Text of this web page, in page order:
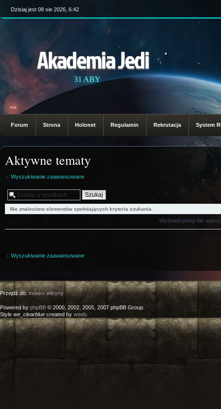
Dzisiaj jest 08 sie 2026, 6:42
Akademia Jedi
31 ABY
Forum Strona Holonet Regulamin Rekrutacja System
Aktywne tematy
Wyszukiwanie zaawansowane
Nie znaleziono elementów spełniających kryteria szukania.
Wyświetl posty nie
Wyszukiwanie zaawansowane
Przejdź do:Indeks witryny
Powered by phpBB © 2000, 2002, 2005, 2007 phpBB Group.
Style we_clearblue created by weeb